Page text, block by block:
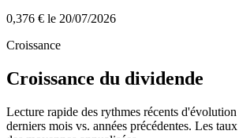
0,376 € le 20/07/2026
Croissance
Croissance du dividende
Lecture rapide des rythmes récents
derniers mois vs. années précédentes. Les